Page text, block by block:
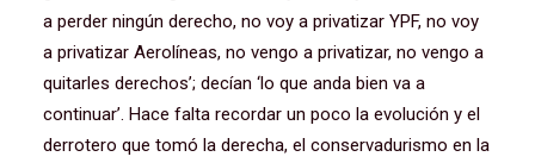
a perder ningún derecho, no voy a privatizar YPF, no voy
a privatizar Aerolíneas, no vengo a privatizar, no vengo a
quitarles derechos’; decían ‘lo que anda bien va a
continuar’. Hace falta recordar un poco la evolución y el
derrotero que tomó la derecha, el conservadurismo en la